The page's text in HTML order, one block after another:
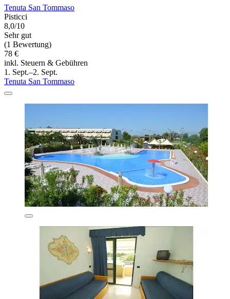
Tenuta San Tommaso
Pisticci
8,0/10
Sehr gut
(1 Bewertung)
78 €
inkl. Steuern & Gebühren
1. Sept.–2. Sept.
Tenuta San Tommaso